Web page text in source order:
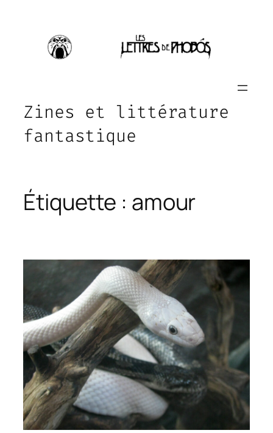
contenu
Zines et littérature
fantastique
Étiquette : amour